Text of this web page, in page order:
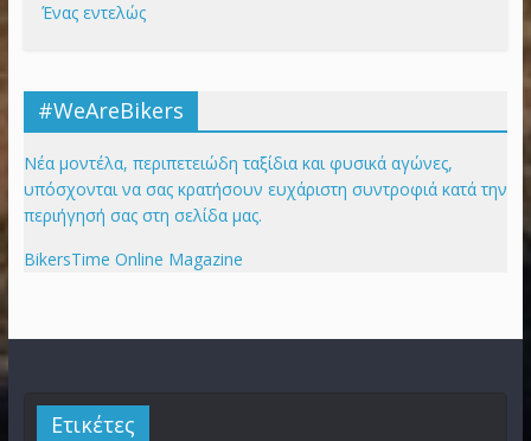
Ένας εντελώς
#WeAreBikers
Νέα μοντέλα, περιπετειώδη ταξίδια και φυσικά αγώνες,
υπόσχονται να σας κρατήσουν ευχάριστη συντροφιά κατά την
περιήγησή σας στη σελίδα μας.
BikersTime Online Magazine
Ετικέτες